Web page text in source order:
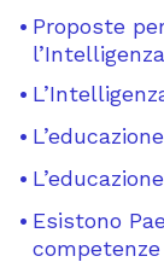
Proposte
Esistono